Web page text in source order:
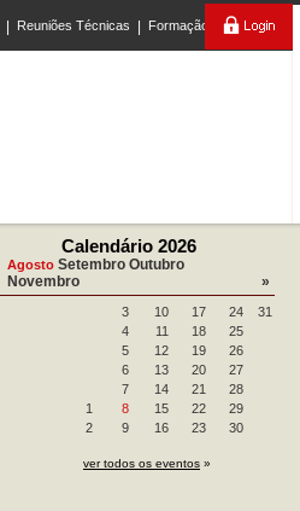
Reuniões Técnicas Formação
Calendário 2026
Agosto Setembro Outubro
Novembro
»
3 10 17 24
31
4
11 18
25
5
12 19
26
6
13 20
27
7
14 21
28
1
8 15 22
29
2
9 16 23 30
ver todos os eventos »